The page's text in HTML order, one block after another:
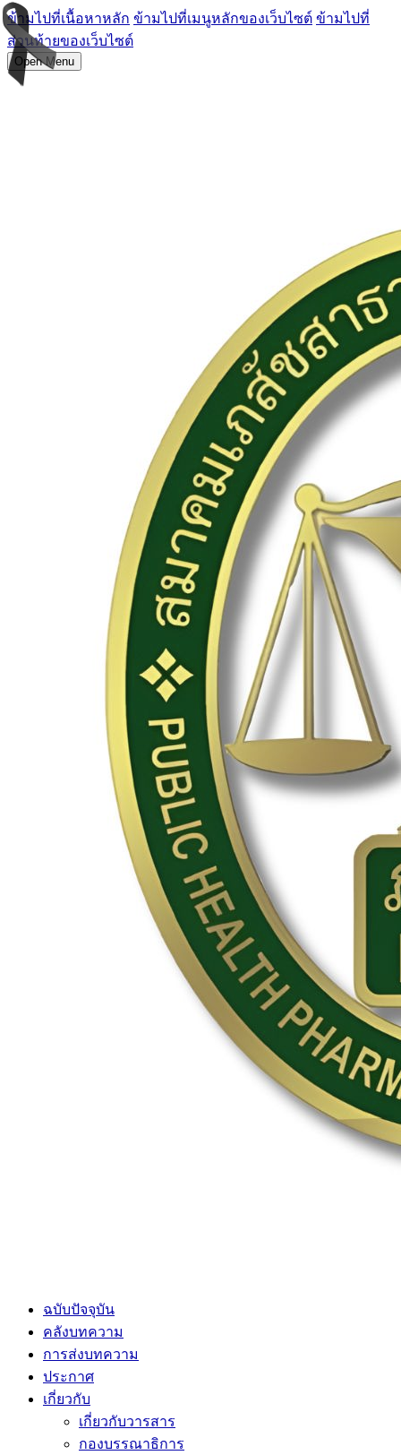
ข้ามไปที่เนื้อหาหลัก ข้ามไปที่เมนูหลักของเว็บไซต์ ข้ามไปที่
ส่วนท้ายของเว็บไซต์
Open Menu
ฉบับปัจจุบัน
คลังบทความ
การส่งบทความ
ประกาศ
เกี่ยวกับ
เกี่ยวกับวารสาร
กองบรรณาธิการ